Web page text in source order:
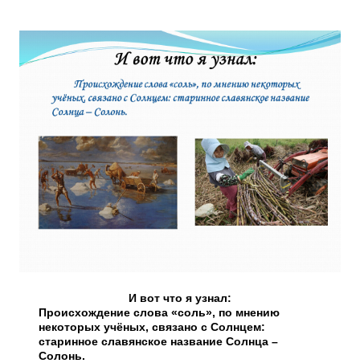
И вот что я узнал:
Происхождение слова «соль», по мнению
некоторых учёных, связано с Солнцем:
старинное славянское название Солнца –
Солонь.